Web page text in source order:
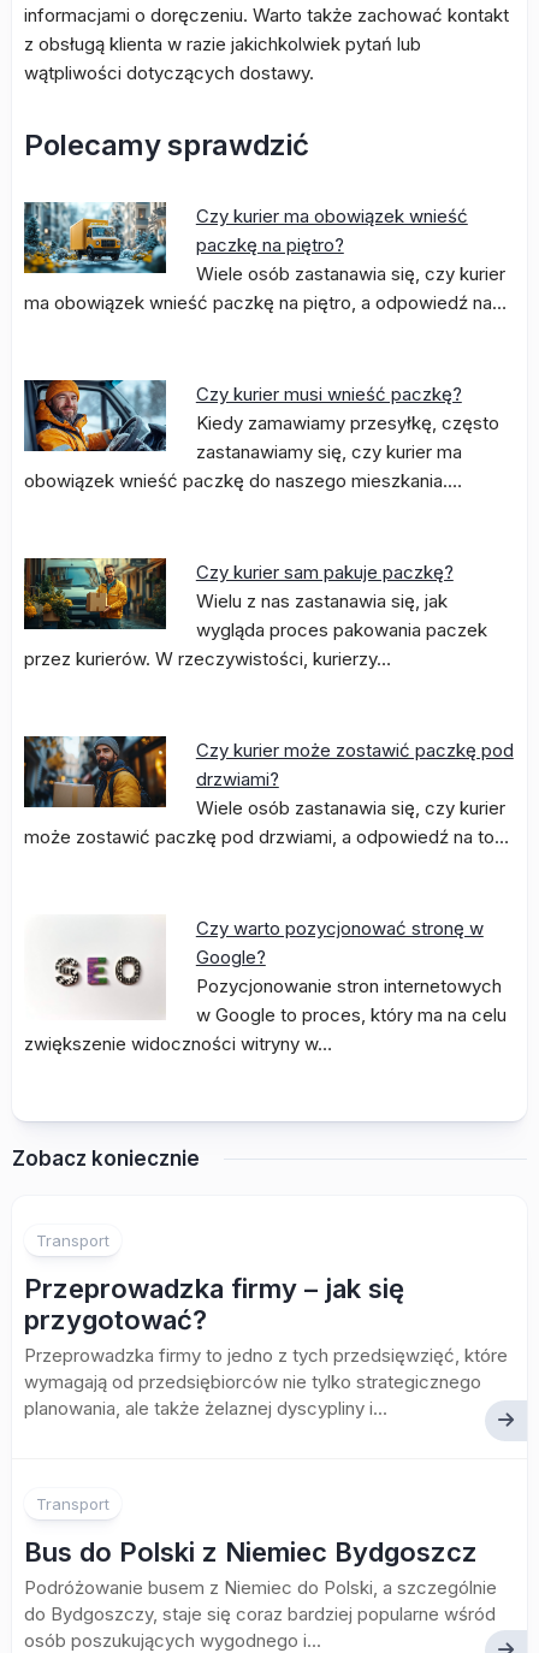
informacjami o doręczeniu. Warto także zachować kontakt
z obsługą klienta w razie jakichkolwiek pytań lub
wątpliwości dotyczących dostawy.
Polecamy sprawdzić
Czy kurier ma obowiązek wnieść
paczkę na piętro?
Wiele osób zastanawia się, czy kurier
ma obowiązek wnieść paczkę na piętro, a odpowiedź na…
Czy kurier musi wnieść paczkę?
Kiedy zamawiamy przesyłkę, często
zastanawiamy się, czy kurier ma
obowiązek wnieść paczkę do naszego mieszkania.…
Czy kurier sam pakuje paczkę?
Wielu z nas zastanawia się, jak
wygląda proces pakowania paczek
przez kurierów. W rzeczywistości, kurierzy…
Czy kurier może zostawić paczkę pod
drzwiami?
Wiele osób zastanawia się, czy kurier
może zostawić paczkę pod drzwiami, a odpowiedź na to…
Czy warto pozycjonować stronę w
Google?
Pozycjonowanie stron internetowych
w Google to proces, który ma na celu
zwiększenie widoczności witryny w…
Zobacz koniecznie
Transport
Przeprowadzka firmy – jak się
przygotować?
Przeprowadzka firmy to jedno z tych przedsięwzięć, które
wymagają od przedsiębiorców nie tylko strategicznego
planowania, ale także żelaznej dyscypliny i...
Transport
Bus do Polski z Niemiec Bydgoszcz
Podróżowanie busem z Niemiec do Polski, a szczególnie
do Bydgoszczy, staje się coraz bardziej popularne wśród
osób poszukujących wygodnego i...